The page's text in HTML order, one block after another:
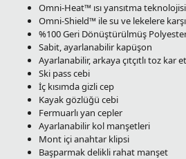
Omni-Heat™ ısı yansıtma teknolojisi
Omni-Shield™ ile su ve lekelere
%100 Geri Dönüştürülmüş
Sabit, ayarlanabilir kapüşon
Ayarlanabilir, arkaya çıtçıtlı toz kar
Ski pass cebi
İç kısımda gizli cep
Kayak gözlüğü cebi
Fermuarlı yan cepler
Ayarlanabilir kol manşetleri
Mont içi anahtar klipsi
Başparmak delikli rahat manşet